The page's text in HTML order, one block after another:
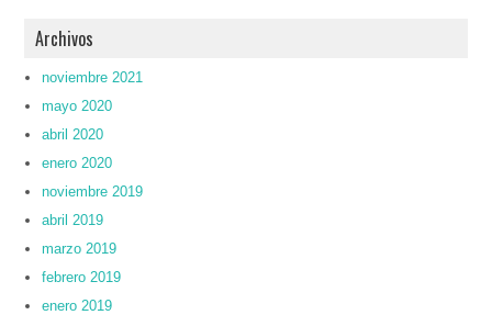
Archivos
noviembre 2021
mayo 2020
abril 2020
enero 2020
noviembre 2019
abril 2019
marzo 2019
febrero 2019
enero 2019